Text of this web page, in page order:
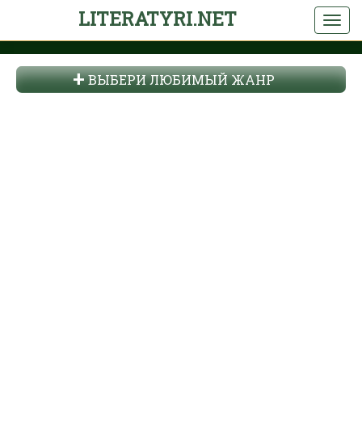
LITERATYRI.NET
ВЫБЕРИ ЛЮБИМЫЙ ЖАНР